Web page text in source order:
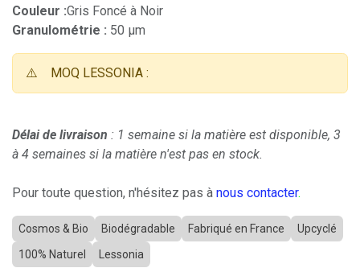
Couleur :Gris Foncé à Noir
Granulométrie : 50 µm
⚠️ MOQ LESSONIA :
Délai de livraison : 1 semaine si la matière est disponible, 3
à 4 semaines si la matière n'est pas en stock.
Pour toute question, n'hésitez pas à nous contacter.
Cosmos & Bio Biodégradable Fabriqué en France
Upcyclé
100% Naturel
Lessonia